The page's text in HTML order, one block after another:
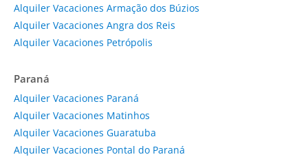
Alquiler Vacaciones Armação dos Búzios
Alquiler Vacaciones Angra dos Reis
Alquiler Vacaciones Petrópolis
Paraná
Alquiler Vacaciones Paraná
Alquiler Vacaciones Matinhos
Alquiler Vacaciones Guaratuba
Alquiler Vacaciones Pontal do Paraná